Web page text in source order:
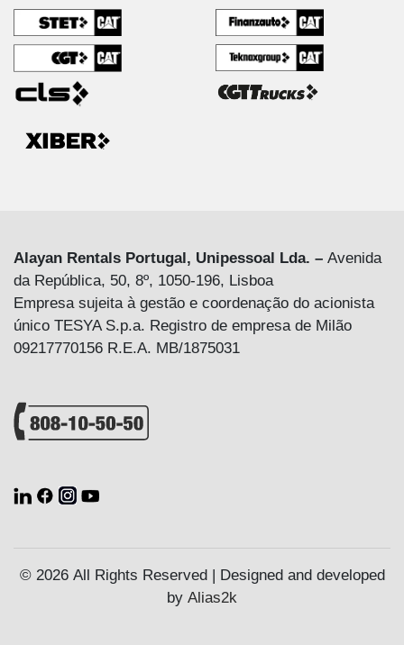
Alayan Rentals Portugal, Unipessoal Lda. – Avenida
da República, 50, 8º, 1050-196, Lisboa
Empresa sujeita à gestão e coordenação do acionista
único TESYA S.p.a. Registro de empresa de Milão
09217770156 R.E.A. MB/1875031
© 2026 All Rights Reserved | Designed and developed
by Alias2k